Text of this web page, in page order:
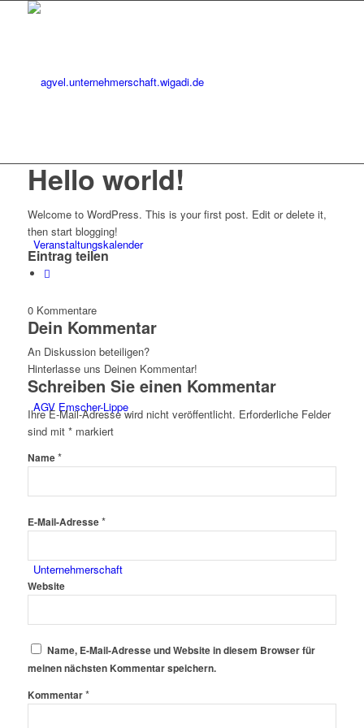
Veranstaltungskalender
AGV Emscher-Lippe
Unternehmerschaft
Hello world!
Welcome to WordPress. This is your first post. Edit or delete it,
then start blogging!
Eintrag teilen
0 Kommentare
Dein Kommentar
An Diskussion beteiligen?
Hinterlasse uns Deinen Kommentar!
Schreiben Sie einen Kommentar
Ihre E-Mail-Adresse wird nicht veröffentlicht. Erforderliche Felder
sind mit *markiert
Name*
E-Mail-Adresse*
Website
Name, E-Mail-Adresse und Website in diesem Browser für
meinen nächsten Kommentar speichern.
Kommentar*